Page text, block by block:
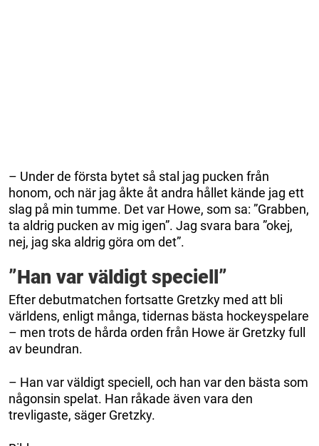
– Under de första bytet så stal jag pucken från
honom, och när jag åkte åt andra hållet kände jag ett
slag på min tumme. Det var Howe, som sa: ”Grabben,
ta aldrig pucken av mig igen”. Jag svara bara ”okej,
nej, jag ska aldrig göra om det”.
”Han var väldigt speciell”
Efter debutmatchen fortsatte Gretzky med att bli
världens, enligt många, tidernas bästa hockeyspelare
– men trots de hårda orden från Howe är Gretzky full
av beundran.
– Han var väldigt speciell, och han var den bästa som
någonsin spelat. Han råkade även vara den
trevligaste, säger Gretzky.